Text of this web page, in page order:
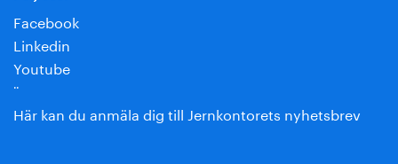
Facebook
Linkedin
Youtube
¨
Här kan du anmäla dig till Jernkontorets nyhetsbrev